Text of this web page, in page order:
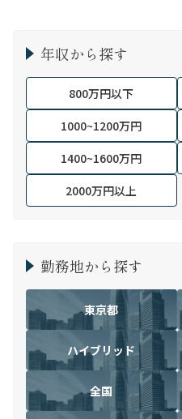
年収から探す
800万円以下
1000~1200万円
1400~1600万円
2000万円以上
勤務地から探す
東京都
ハイブリッド
全国